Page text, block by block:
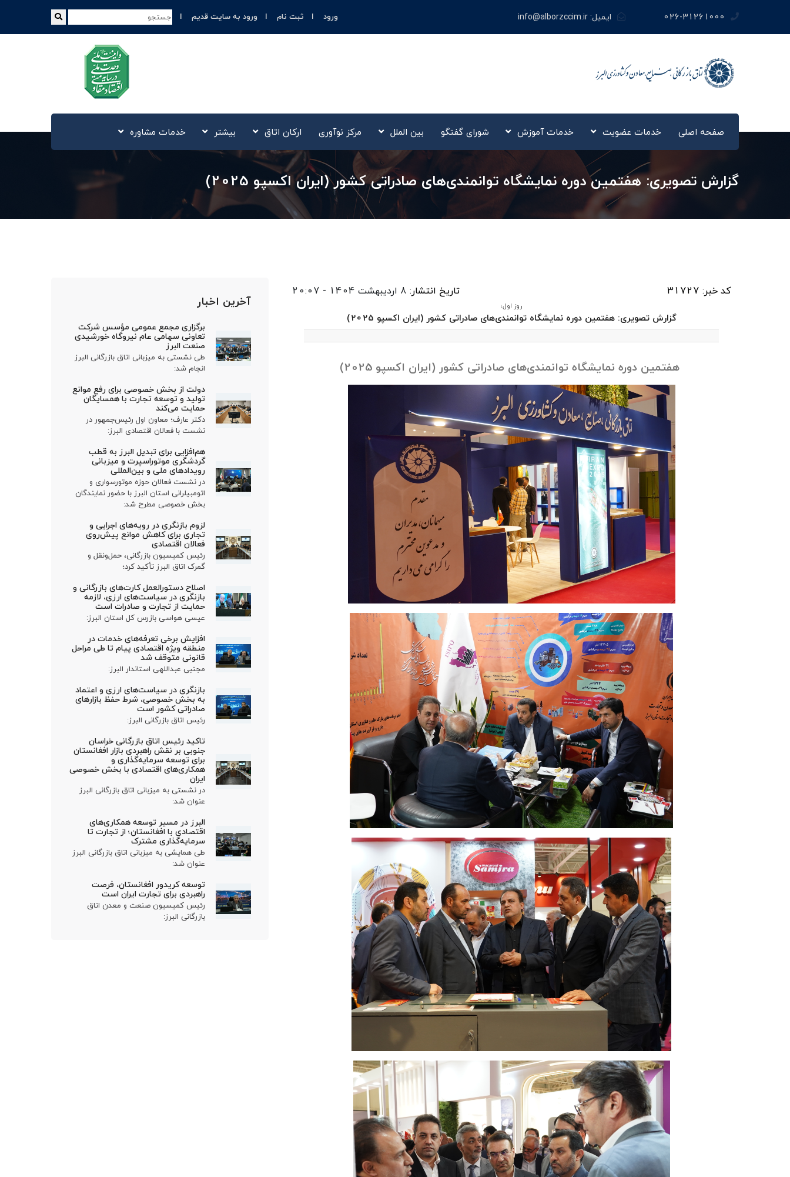
026-31261000 ایمیل:info@alborzccim.ir ورود ثبت نام ورود به سایت قدیم
صفحه اصلی خدمات عضویت خدمات آموزش شورای گفتگو بین الملل مرکز نوآوری‌ ارکان اتاق بیشتر خدمات مشاوره
گزارش تصویری: هفتمین دوره نمایشگاه توانمندی‌های صادراتی کشور (ایران اکسپو 2025)
کد خبر: 31727 تاریخ انتشار: 8 اردیبهشت 1404 - 20:07
روز اول؛
گزارش تصویری: هفتمین دوره نمایشگاه توانمندی‌های صادراتی کشور (ایران اکسپو 2025)
هفتمین دوره نمایشگاه توانمندی‌های صادراتی کشور (ایران اکسپو 2025)
آخرین اخبار
برگزاری مجمع عمومی مؤسس شرکت
تعاونی سهامی عام نیروگاه خورشیدی
صنعت البرز
طی نشستی به میزبانی اتاق بازرگانی البرز
انجام شد:
دولت از بخش خصوصی برای رفع موانع
تولید و توسعه تجارت با همسایگان
حمایت می‌کند
دکتر عارف؛ معاون اول رئیس‌جمهور در
نشست با فعالان اقتصادی البرز:
هم‌افزایی برای تبدیل البرز به قطب
گردشگری موتوراسپرت و میزبانی
رویدادهای ملی و بین‌المللی
در نشست فعالان حوزه موتورسواری و
اتومبیلرانی استان البرز با حضور نمایندگان
بخش خصوصی مطرح شد:
لزوم بازنگری در رویه‌های اجرایی و
تجاری برای کاهش موانع پیش‌روی
فعالان اقتصادی
رئیس کمیسیون بازرگانی، حمل‌ونقل و
گمرک اتاق البرز تأکید کرد؛
اصلاح دستورالعمل کارت‌های بازرگانی و
بازنگری در سیاست‌های ارزی، لازمه
حمایت از تجارت و صادرات است
عیسی هواسی بازرس کل استان البرز:
افزایش برخی تعرفه‌های خدمات در
منطقه ویژه اقتصادی پیام تا طی مراحل
قانونی متوقف شد
مجتبی عبداللهی استاندار البرز:
بازنگری در سیاست‌های ارزی و اعتماد
به بخش خصوصی، شرط حفظ بازارهای
صادراتی کشور است
رئیس اتاق بازرگانی البرز:
تاکید رئیس اتاق بازرگانی خراسان
جنوبی بر نقش راهبردی بازار افغانستان
برای توسعه سرمایه‌گذاری و
همکاری‌های اقتصادی با بخش خصوصی
ایران
در نشستی به میزبانی اتاق بازرگانی البرز
عنوان شد:
البرز در مسیر توسعه همکاری‌های
اقتصادی با افغانستان؛ از تجارت تا
سرمایه‌گذاری مشترک
طی همایشی به میزبانی اتاق بازرگانی البرز
عنوان شد:
توسعه کریدور افغانستان، فرصت
راهبردی برای تجارت ایران است
رئیس کمیسیون صنعت و معدن اتاق
بازرگانی البرز: